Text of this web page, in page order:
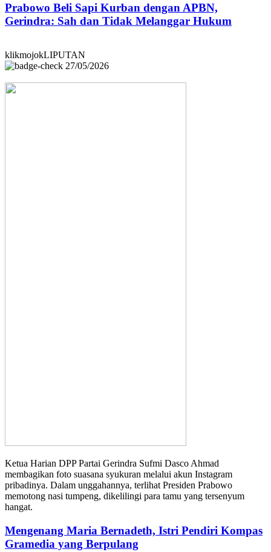
Prabowo Beli Sapi Kurban dengan APBN,
Gerindra: Sah dan Tidak Melanggar Hukum
klikmojokLIPUTAN
27/05/2026
Ketua Harian DPP Partai Gerindra Sufmi Dasco Ahmad
membagikan foto suasana syukuran melalui akun Instagram
pribadinya. Dalam unggahannya, terlihat Presiden Prabowo
memotong nasi tumpeng, dikelilingi para tamu yang tersenyum
hangat.
Mengenang Maria Bernadeth, Istri Pendiri Kompas
Gramedia yang Berpulang